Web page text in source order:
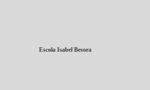
Escola Isabel Besora